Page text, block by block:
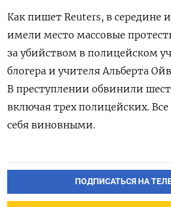
Как пишет Reuters, в середине
имели место массовые
за убийством в полицейском
блогера и учителя Альберта
В преступлении обвинили
включая трех полицейских.
себя виновными.
ПОДПИСАТЬСЯ НА